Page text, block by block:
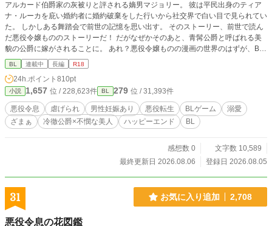
アルカード伯爵家の灰被りと評される嫡男マジョリー。 彼は平民出身のティア
ナ・ルーカを庇い婚約者に婚約破棄をした行いから社交界で白い目で見られてい
た。 しかしある舞踏会で前世の記憶を思い出す。 そのストーリー、前世で読ん
だ悪役令嬢もののストーリーだ！ だがなぜかそのあと、青髯公爵と呼ばれる美
貌の公爵に嫁がされることに。 あれ？悪役令嬢ものの漫画の世界のはずが、BL
ゲームの世界になってる？ 十人の妻を殺して来た青髯公爵に嫁ぐことになった
マジョリーだが、出会った公爵は不器用な優しさを持つ人で……。※最終話まで
毎日更新予定です。
BL 連載中 長編 R18
24h.ポイント 810pt
小説 1,657 位 / 228,623件 BL 279 位 / 31,393件
悪役令息 虐げられ 男性妊娠あり 悪役転生 BLゲーム
溺愛
ざまぁ
冷徹公爵×不憫な美人 ハッピーエンド BL
感想数 0
文字数 10,589
最終更新日 2026.08.06
登録日 2026.08.05
31 お気に入り追加 2,708
悪役令息の花図鑑